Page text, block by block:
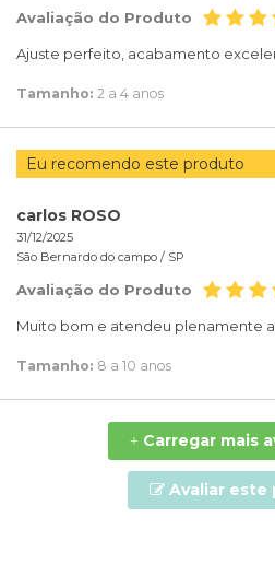
Avaliação do Produto
Ajuste perfeito, acabamento
Tamanho: 2 a 4 anos
Eu recomendo este produto
carlos ROSO
31/12/2025
São Bernardo do campo / SP
Avaliação do Produto
Muito bom e atendeu plenamente
Tamanho: 8 a 10 anos
+Carregar mais
Avaliar este